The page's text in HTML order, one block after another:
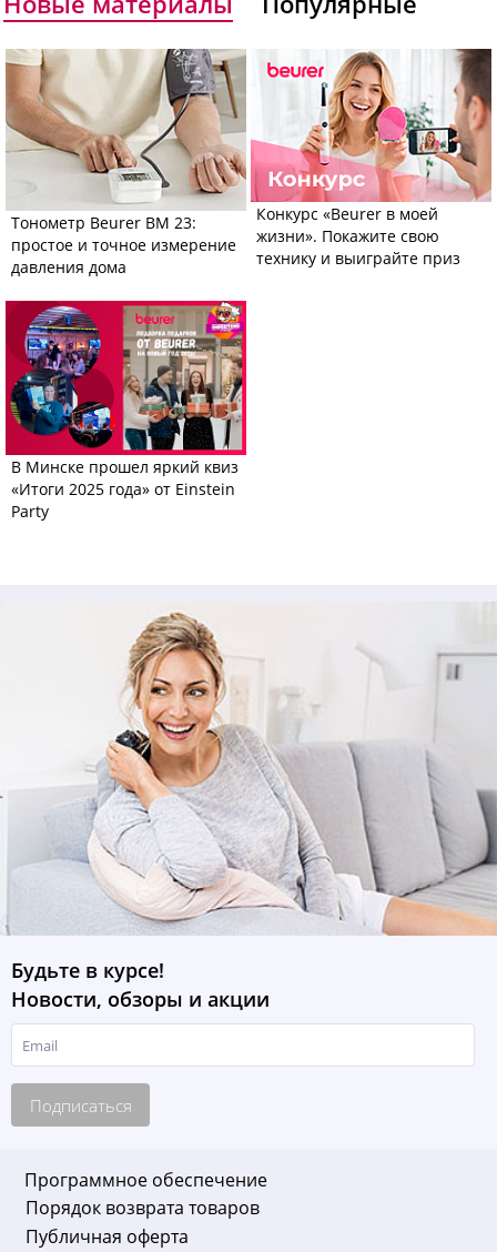
Тонометр Beurer BM 23:
простое и точное измерение
давления дома
Конкурс «Beurer в моей
жизни». Покажите свою
технику и выиграйте приз
В Минске прошел яркий квиз
«Итоги 2025 года» от Einstein
Party
Будьте в курсе!
Новости, обзоры и акции
Подписаться
Программное обеспечение
Порядок возврата товаров
Публичная оферта